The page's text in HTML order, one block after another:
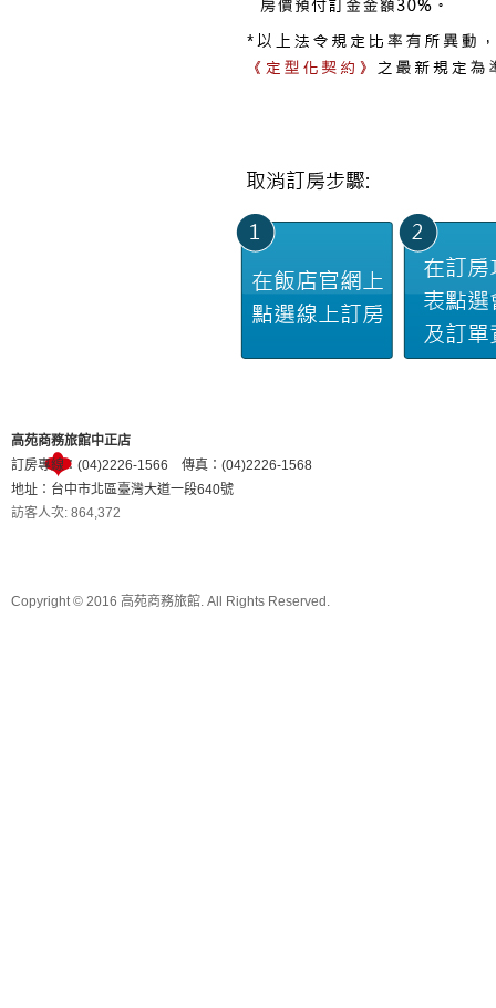
高苑商務旅館中正店
訂房專線：(04)2226-1566 傳真：(04)2226-1568
地址：台中市北區臺灣大道一段640號
訪客人次: 864,372
Copyright © 2016 高苑商務旅館. All Rights Reserved.